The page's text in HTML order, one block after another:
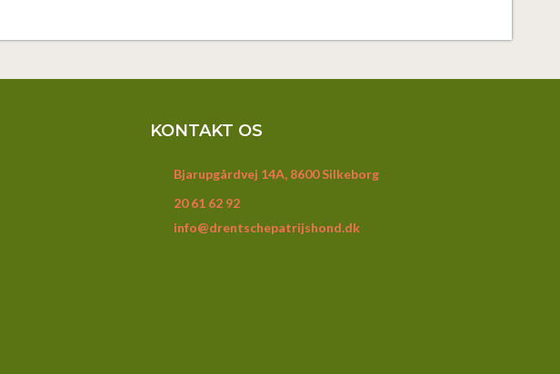
KONTAKT OS
Bjarupgårdvej 14A, 8600 Silkeborg
20 61 62 92
info@drentschepatrijshond.dk